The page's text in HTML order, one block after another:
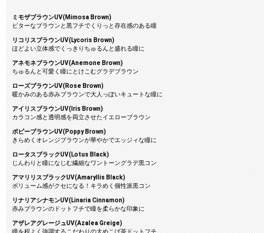
ミモザブラウンUV(Mimosa Brown)
ビターなブラウンと黒フチでくりっと存在感のある瞳
リコリスブラウンUV(Lycoris Brown)
ほどよい立体感でくっきりちゅるんと盛れる瞳に
アネモネブラウンUV(Anemone Brown)
ちゅるんと可愛く瞳にとけこむグラデブラウン
ローズブラウンUV(Rose Brown)
暖かみのある赤みブラウンで大人っぽいキュートな瞳に
アイリスブラウンUV(Iris Brown)
カラコン感と透明感を両立させたイエローブラウン
ポピーブラウンUV(Poppy Brown)
きらめくオレンジブラウンが華やかでエッジィな瞳に
ロータスブラックUV(Lotus Black)
じんわりと瞳になじむ繊細なワントーングラデ黒コン
アマリリスブラックUV(Amaryllis Black)
ボリューム感がクセになる！キラめく個性派黒コン
リナリアシナモンUV(Linaria Cinnamon)
赤みブラウンのドットフチで瞳を柔らかな印象に
アザレアグレージュUV(Azalea Greige)
瞳を程よく強調するこだわりの太めこげ茶ドットフチ